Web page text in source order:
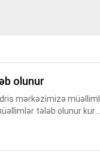
olunur
mərkəzimizə müəlliml
tələb olunur kurs
bölməsi müəlliml...